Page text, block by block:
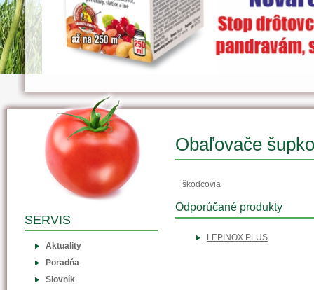
Obaľovače
škodcovia
Odporúčané produkty
LEPINOX PLUS
SERVIS
Aktuality
Poradňa
Slovník